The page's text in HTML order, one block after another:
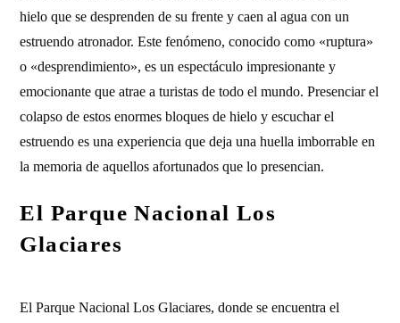
hielo que se desprenden de su frente y caen al agua con un
estruendo atronador. Este fenómeno, conocido como «ruptura»
o «desprendimiento», es un espectáculo impresionante y
emocionante que atrae a turistas de todo el mundo. Presenciar el
colapso de estos enormes bloques de hielo y escuchar el
estruendo es una experiencia que deja una huella imborrable en
la memoria de aquellos afortunados que lo presencian.
El Parque Nacional Los
Glaciares
El Parque Nacional Los Glaciares, donde se encuentra el